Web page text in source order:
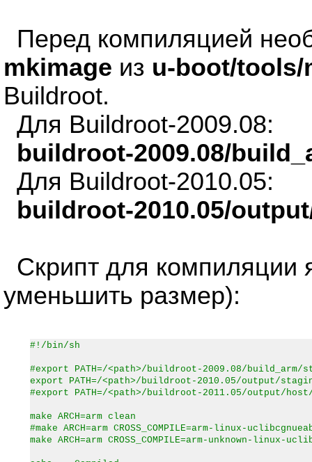
Перед компиляцией
mkimage из u-boot/tools/
Buildroot.
Для Buildroot-2009.08:
buildroot-2009.08/
Для Buildroot-2010.05:
buildroot-2010.05/
Скрипт для компиляции
уменьшить размер):
#!/bin/sh
#export PATH=/<path>/buildroot-2009.08/build_arm/
export PATH=/<path>/buildroot-2010.05/output/
#export PATH=/<path>/buildroot-2011.05/output/
make ARCH=arm clean
#make ARCH=arm CROSS_COMPILE=arm-linux-
make ARCH=arm CROSS_COMPILE=arm-unknown-linux-